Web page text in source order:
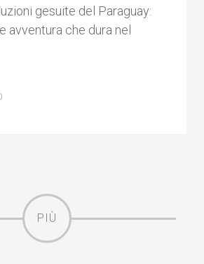
gesuite del Paraguay:
avventura che dura nel
PIÙ